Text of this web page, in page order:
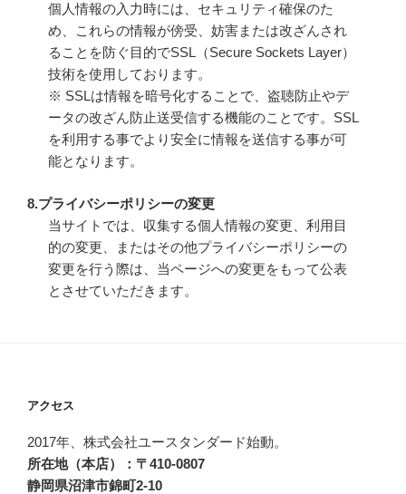
個人情報の入力時には、セキュリティ確保のた
め、これらの情報が傍受、妨害または改ざんされ
ることを防ぐ目的でSSL（Secure Sockets Layer）
技術を使用しております。
※ SSLは情報を暗号化することで、盗聴防止やデ
ータの改ざん防止送受信する機能のことです。SSL
を利用する事でより安全に情報を送信する事が可
能となります。
8.プライバシーポリシーの変更
当サイトでは、収集する個人情報の変更、利用目
的の変更、またはその他プライバシーポリシーの
変更を行う際は、当ページへの変更をもって公表
とさせていただきます。
アクセス
2017年、株式会社ユースタンダード始動。
所在地（本店）：〒410-0807
静岡県沼津市錦町2-10